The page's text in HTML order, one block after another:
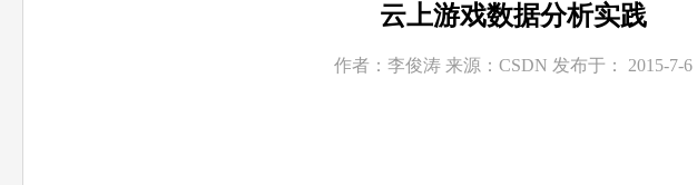
云上游戏数据分析实践
作者：李俊涛 来源：CSDN 发布于： 2015-7-6